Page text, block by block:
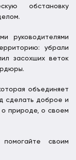
обстановку
руководителями
убрали
засохших веток
объединяет
сделать доброе и
природе, о своем
своим